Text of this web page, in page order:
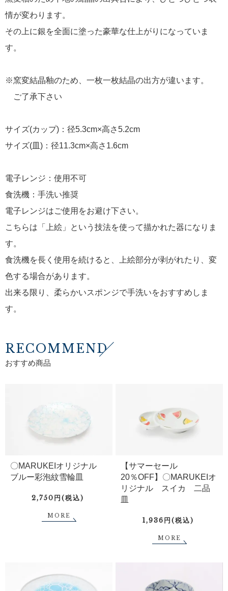
情が変わります。
その上に銀を全面に塗った豪華な仕上がりになっていま
す。
※窯変結晶釉のため、一枚一枚結晶の出方が違います。
ご了承下さい
サイズ(カップ)：径5.3cm×高さ5.2cm
サイズ(皿)：径11.3cm×高さ1.6cm
電子レンジ：使用不可
食洗機：手洗い推奨
電子レンジはご使用をお避け下さい。
こちらは「上絵」という技法を使って描かれた器になりま
す。
食洗機を長く使用を続けると、上絵部分が剥がれたり、変
色する場合があります。
出来る限り、柔らかいスポンジで手洗いをおすすめしま
す。
RECOMMEND
おすすめ商品
〇MARUKEIオリジナル
ブルー彩泡紋雪輪皿
2,750円(税込)
MORE
【サマーセール
20％OFF】〇MARUKEIオ
リジナル スイカ 二品
皿
1,936円(税込)
MORE